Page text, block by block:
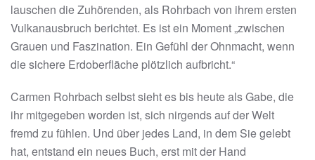
lauschen die Zuhörenden, als Rohrbach von ihrem ersten
Vulkanausbruch berichtet. Es ist ein Moment „zwischen
Grauen und Faszination. Ein Gefühl der Ohnmacht, wenn
die sichere Erdoberfläche plötzlich aufbricht.“
Carmen Rohrbach selbst sieht es bis heute als Gabe, die
ihr mitgegeben worden ist, sich nirgends auf der Welt
fremd zu fühlen. Und über jedes Land, in dem Sie gelebt
hat, entstand ein neues Buch, erst mit der Hand